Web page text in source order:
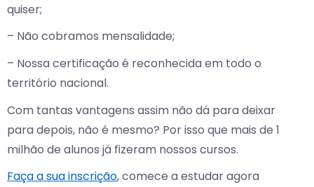
quiser;
– Não cobramos mensalidade;
– Nossa certificação é reconhecida em todo o
território nacional.
Com tantas vantagens assim não dá para deixar
para depois, não é mesmo? Por isso que mais de 1
milhão de alunos já fizeram nossos cursos.
Faça a sua inscrição, comece a estudar agora